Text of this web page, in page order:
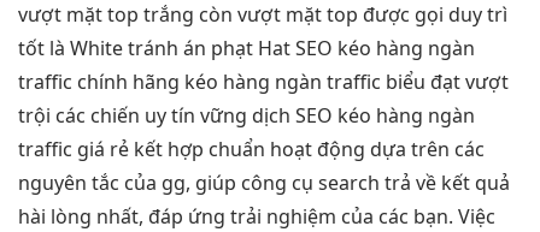
vượt mặt top trắng còn vượt mặt top được gọi duy trì
tốt là Whitetránh án phạt Hat SEO kéo hàng ngàn
traffic chính hãng kéo hàng ngàn traffic biểu đạtvượt
trội các chiến uy tín vững dịch SEO kéo hàng ngàn
traffic giá rẻ kết hợp chuẩn hoạt động dựa trên các
nguyên tắc của gg, giúp công cụ search trả về kết quả
hài lòng nhất, đáp ứng trải nghiệm của các bạn. Việc